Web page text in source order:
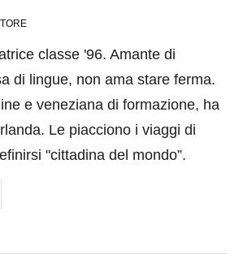
classe '96. Amante di
di lingue, non ama stare ferma.
e veneziana di formazione, ha
Le piacciono i viaggi di
"cittadina del mondo”.